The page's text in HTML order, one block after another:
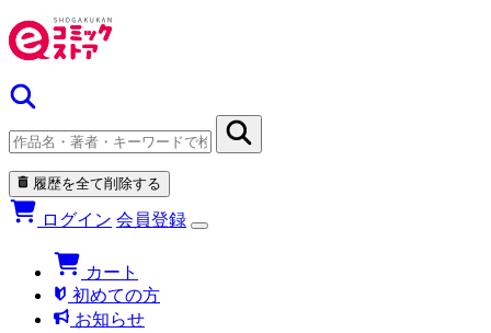
履歴を全て削除する
ログイン 会員登録
カート
初めての方
お知らせ